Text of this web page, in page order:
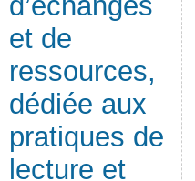
et de
ressources,
dédiée aux
pratiques de
lecture et